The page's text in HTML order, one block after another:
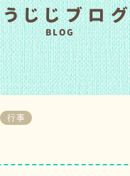
うじじブロ
BLOG
行事